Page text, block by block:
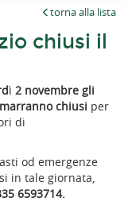
torna alla lista
chiusi il
ì2 novembre gli
chiusi per
di
od emergenze
in tale giornata,
6593714.